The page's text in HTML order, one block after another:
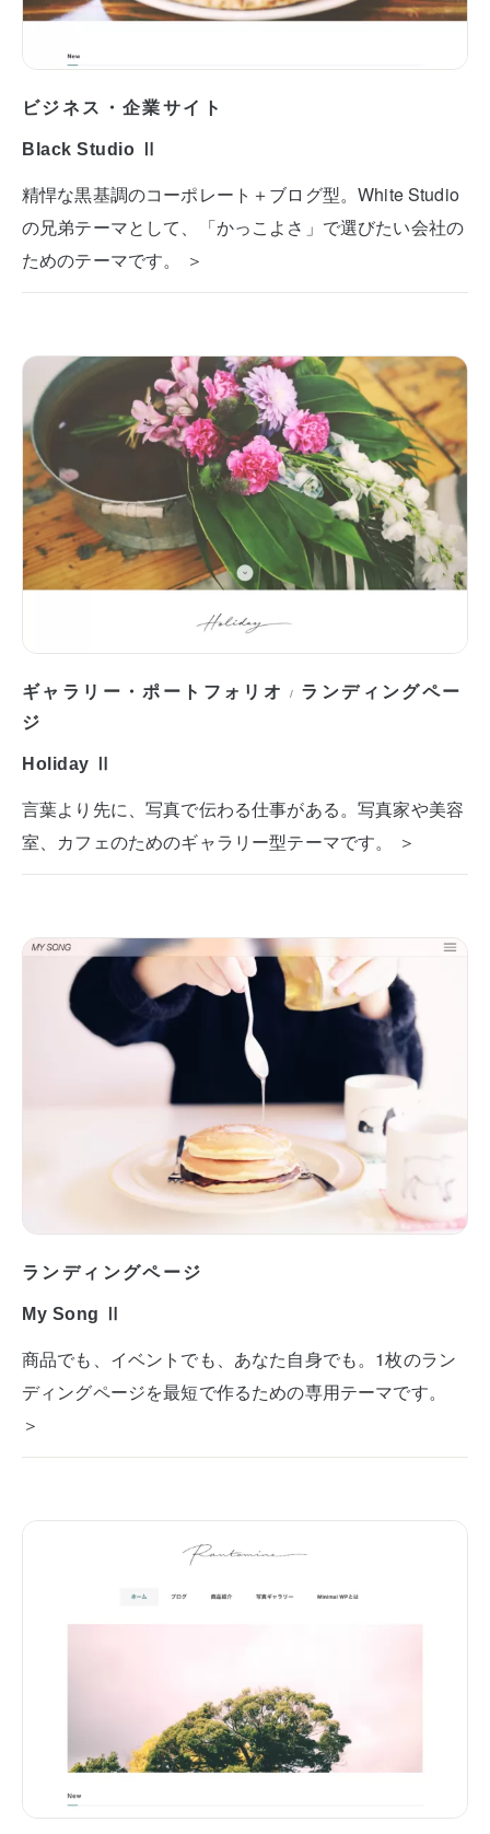
ビジネス・企業サイト
Black Studio Ⅱ
精悍な黒基調のコーポレート＋ブログ型。White Studio
の兄弟テーマとして、「かっこよさ」で選びたい会社の
ためのテーマです。 ＞
ギャラリー・ポートフォリオ / ランディングペー
ジ
Holiday Ⅱ
言葉より先に、写真で伝わる仕事がある。写真家や美容
室、カフェのためのギャラリー型テーマです。 ＞
ランディングページ
My Song Ⅱ
商品でも、イベントでも、あなた自身でも。1枚のラン
ディングページを最短で作るための専用テーマです。
＞